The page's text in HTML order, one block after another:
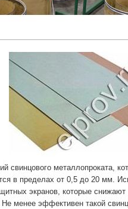
свинцового металлопроката,
в пределах от 0,5 до 20 мм.
экранов, которые снижают
Не менее эффективен такой